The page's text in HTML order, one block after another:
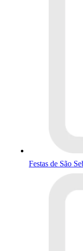
Festas de São